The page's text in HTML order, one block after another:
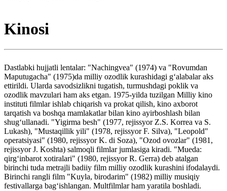
Kinosi
Dastlabki hujjatli lentalar: "Nachingvea" (1974) va "Rovumdan
Maputugacha" (1975)da milliy ozodlik kurashidagi gʻalabalar aks
ettirildi. Ularda savodsizlikni tugatish, turmushdagi poklik va
ozodlik mavzulari ham aks etgan. 1975-yilda tuzilgan Milliy kino
instituti filmlar ishlab chiqarish va prokat qilish, kino axborot
tarqatish va boshqa mamlakatlar bilan kino ayirboshlash bilan
shugʻullanadi. "Yigirma besh" (1977, rejissyor Z.S. Korrea va S.
Lukash), "Mustaqillik yili" (1978, rejissyor F. Silva), "Leopold"
operatsiyasi" (1980, rejissyor K. di Soza), "Ozod ovozlar" (1981,
rejissyor J. Koshta) salmoqli filmlar jumlasiga kiradi. "Mueda:
qirgʻinbarot xotiralari" (1980, rejissyor R. Gerra) deb atalgan
birinchi tuda metrajli badiiy film milliy ozodlik kurashini ifodalaydi.
Birinchi rangli film "Kuyla, birodarim" (1982) milliy musiqiy
festivallarga bagʻishlangan. Multfilmlar ham yaratila boshladi.